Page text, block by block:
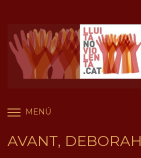
contingut
MENÚ
AVANT, DEBORAH